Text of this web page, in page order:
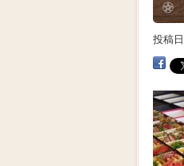
投稿日